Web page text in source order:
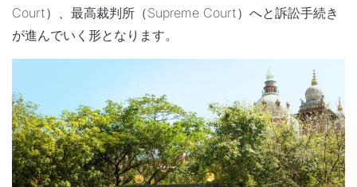
Court）、最高裁判所（Supreme Court）へと訴訟手続き
が進んでいく形となります。